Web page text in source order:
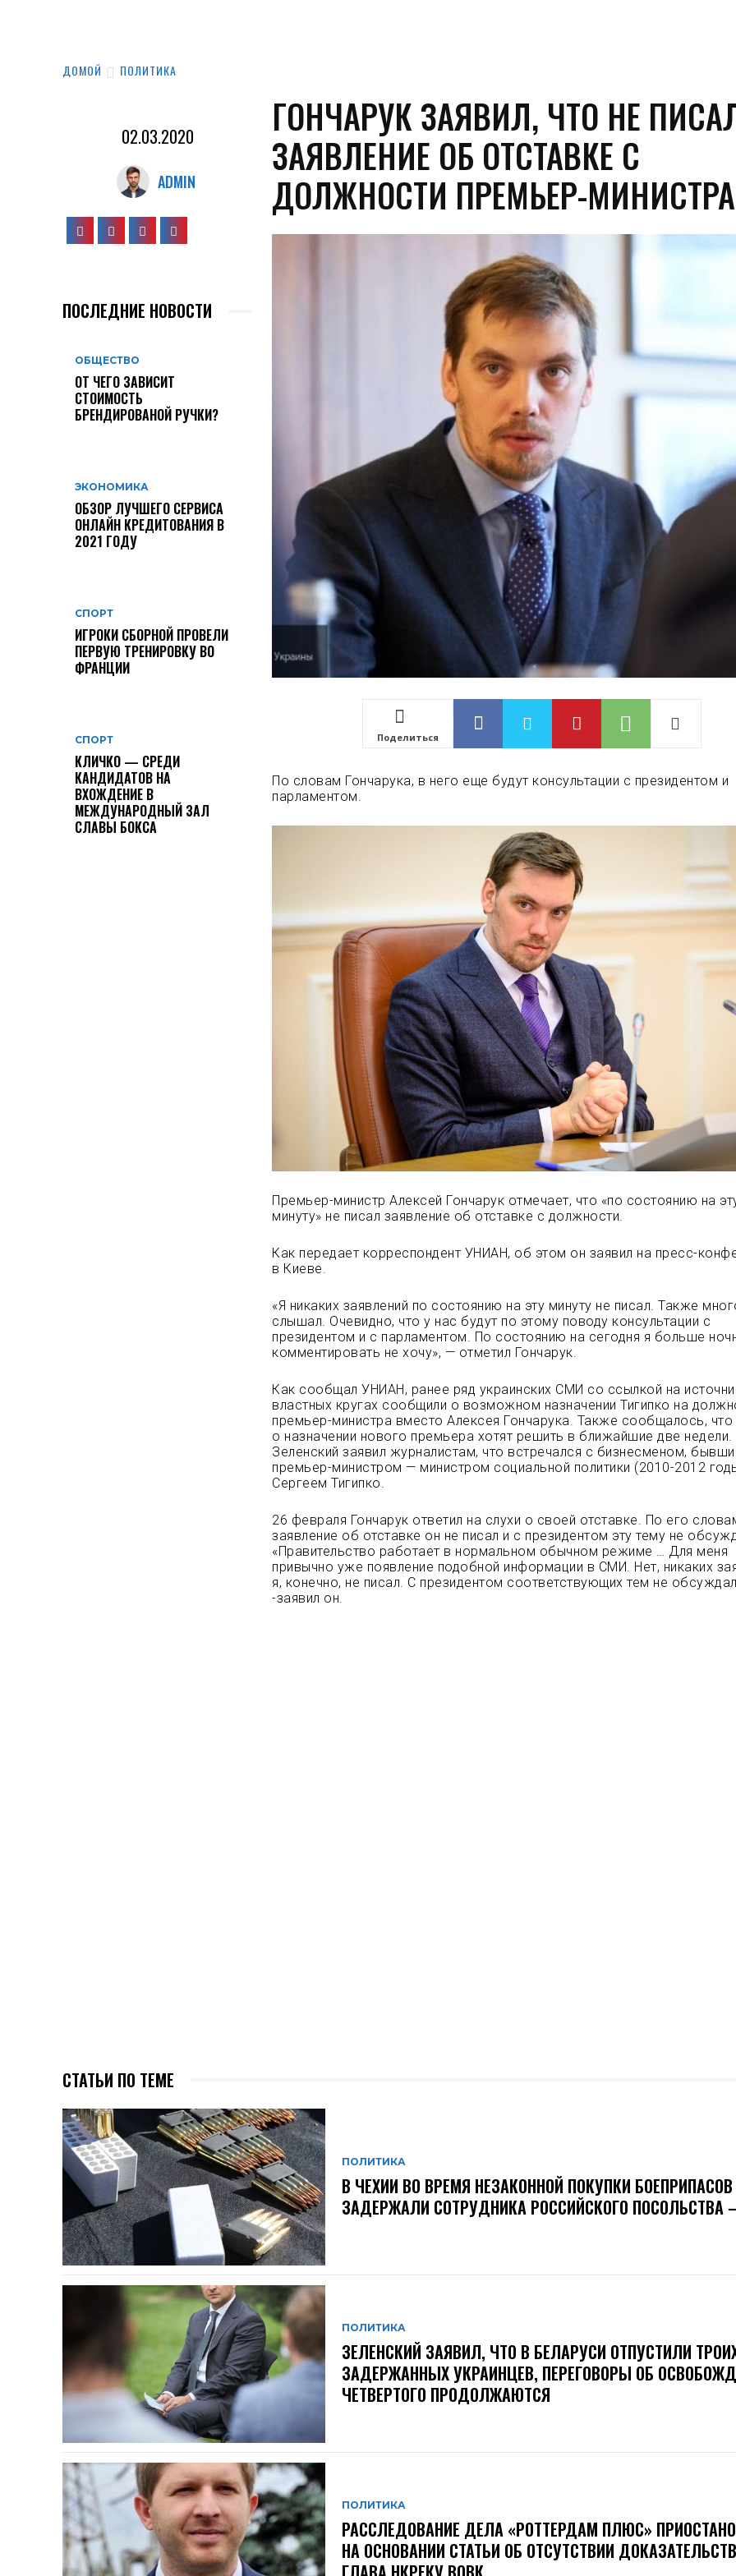
ДОМОЙ ПОЛИТИКА
02.03.2020
ADMIN
ПОСЛЕДНИЕ НОВОСТИ
ОБЩЕСТВО
ОТ ЧЕГО ЗАВИСИТ
СТОИМОСТЬ
БРЕНДИРОВАНОЙ РУЧКИ?
ЭКОНОМИКА
ОБЗОР ЛУЧШЕГО СЕРВИСА
ОНЛАЙН КРЕДИТОВАНИЯ В
2021 ГОДУ
СПОРТ
ИГРОКИ СБОРНОЙ ПРОВЕЛИ
ПЕРВУЮ ТРЕНИРОВКУ ВО
ФРАНЦИИ
СПОРТ
КЛИЧКО — СРЕДИ
КАНДИДАТОВ НА
ВХОЖДЕНИЕ В
МЕЖДУНАРОДНЫЙ ЗАЛ
СЛАВЫ БОКСА
ГОНЧАРУК ЗАЯВИЛ, ЧТО НЕ
ЗАЯВЛЕНИЕ ОБ ОТСТАВКЕ С
ДОЛЖНОСТИ ПРЕМЬЕР-МИНИСТРА
Поделиться
По словам Гончарука, в него еще будут консультации с президентом и
парламентом.
Премьер-министр Алексей Гончарук отмечает, что «по состоянию на
минуту» не писал заявление об отставке с должности.
Как передает корреспондент УНИАН, об этом он заявил на пресс-
в Киеве.
«Я никаких заявлений по состоянию на эту минуту не писал. Также
слышал. Очевидно, что у нас будут по этому поводу консультации с
президентом и с парламентом. По состоянию на сегодня я больше
комментировать не хочу», — отметил Гончарук.
Как сообщал УНИАН, ранее ряд украинских СМИ со ссылкой на
властных кругах сообщили о возможном назначении Тигипко на
премьер-министра вместо Алексея Гончарука. Также сообщалось,
о назначении нового премьера хотят решить в ближайшие две
Зеленский заявил журналистам, что встречался с бизнесменом,
премьер-министром — министром социальной политики (2010-2012
Сергеем Тигипко.
26 февраля Гончарук ответил на слухи о своей отставке. По его
заявление об отставке он не писал и с президентом эту тему не
«Правительство работает в нормальном обычном режиме … Для меня
привычно уже появление подобной информации в СМИ. Нет, никаких
я, конечно, не писал. С президентом соответствующих тем не
-заявил он.
СТАТЬИ ПО ТЕМЕ
ПОЛИТИКА
В ЧЕХИИ ВО ВРЕМЯ НЕЗАКОННОЙ ПОКУПКИ БОЕПРИПАСОВ
ЗАДЕРЖАЛИ СОТРУДНИКА РОССИЙСКОГО ПОСОЛЬСТВА
ПОЛИТИКА
ЗЕЛЕНСКИЙ ЗАЯВИЛ, ЧТО В БЕЛАРУСИ ОТПУСТИЛИ
ЗАДЕРЖАННЫХ УКРАИНЦЕВ, ПЕРЕГОВОРЫ ОБ
ЧЕТВЕРТОГО ПРОДОЛЖАЮТСЯ
ПОЛИТИКА
РАССЛЕДОВАНИЕ ДЕЛА «РОТТЕРДАМ ПЛЮС»
НА ОСНОВАНИИ СТАТЬИ ОБ ОТСУТСТВИИ